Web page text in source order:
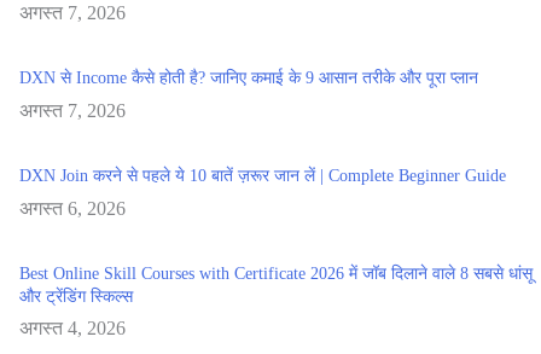
अगस्त 7, 2026
DXN से Income कैसे होती है? जानिए कमाई के 9 आसान तरीके और पूरा प्लान
अगस्त 7, 2026
DXN Join करने से पहले ये 10 बातें ज़रूर जान लें | Complete Beginner Guide
अगस्त 6, 2026
Best Online Skill Courses with Certificate 2026 में जॉब दिलाने वाले 8 सबसे धांसू
और ट्रेंडिंग स्किल्स
अगस्त 4, 2026